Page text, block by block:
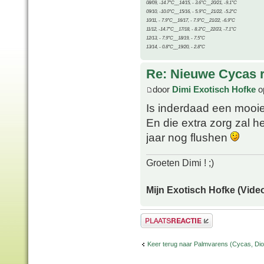
08/09, -14.7°C__14/15, - 3.6°C__20/21, -9.1°C
09/10, -10.0°C__15/16, - 5.9°C__21/22, -5.2°C
10/11, - 7.9°C__16/17, - 7.9°C__21/22, -6.9°C
11/12, -14.7°C__17/18, - 8.3°C__22/23, -7.1°C
12/13, - 7.9°C__18/19, - 7.5°C
13/14, - 0.8°C__19/20, - 2.8°C
Re: Nieuwe Cycas
door Dimi Exotisch Hofke
Is inderdaad een
En die extra zorg zal
jaar nog flushen
Groeten Dimi ! ;)
Mijn Exotisch Hofke
Plaats een reactie
Keer terug naar Palmvarens (Cycas,